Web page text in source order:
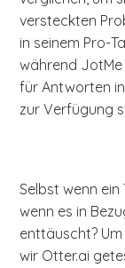
versteckten
in seinem Pro-
während JotMe
für Antworten
zur Verfügung
Selbst wenn
wenn es in
enttäuscht?
wir Otter.ai